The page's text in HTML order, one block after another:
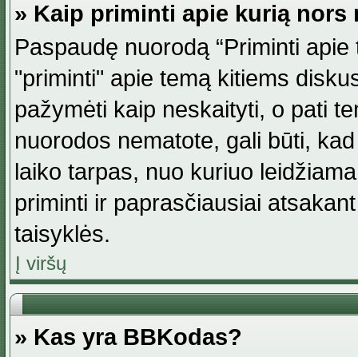
» Kaip priminti apie kurią nors
Paspaudę nuorodą “Priminti
"priminti" apie temą kitiems
pažymėti kaip neskaityti, o pati
nuorodos nematote, gali būti,
laiko tarpas, nuo kuriuo
priminti ir paprasčiausiai
taisyklės.
Į viršų
» Kas yra BBKodas?